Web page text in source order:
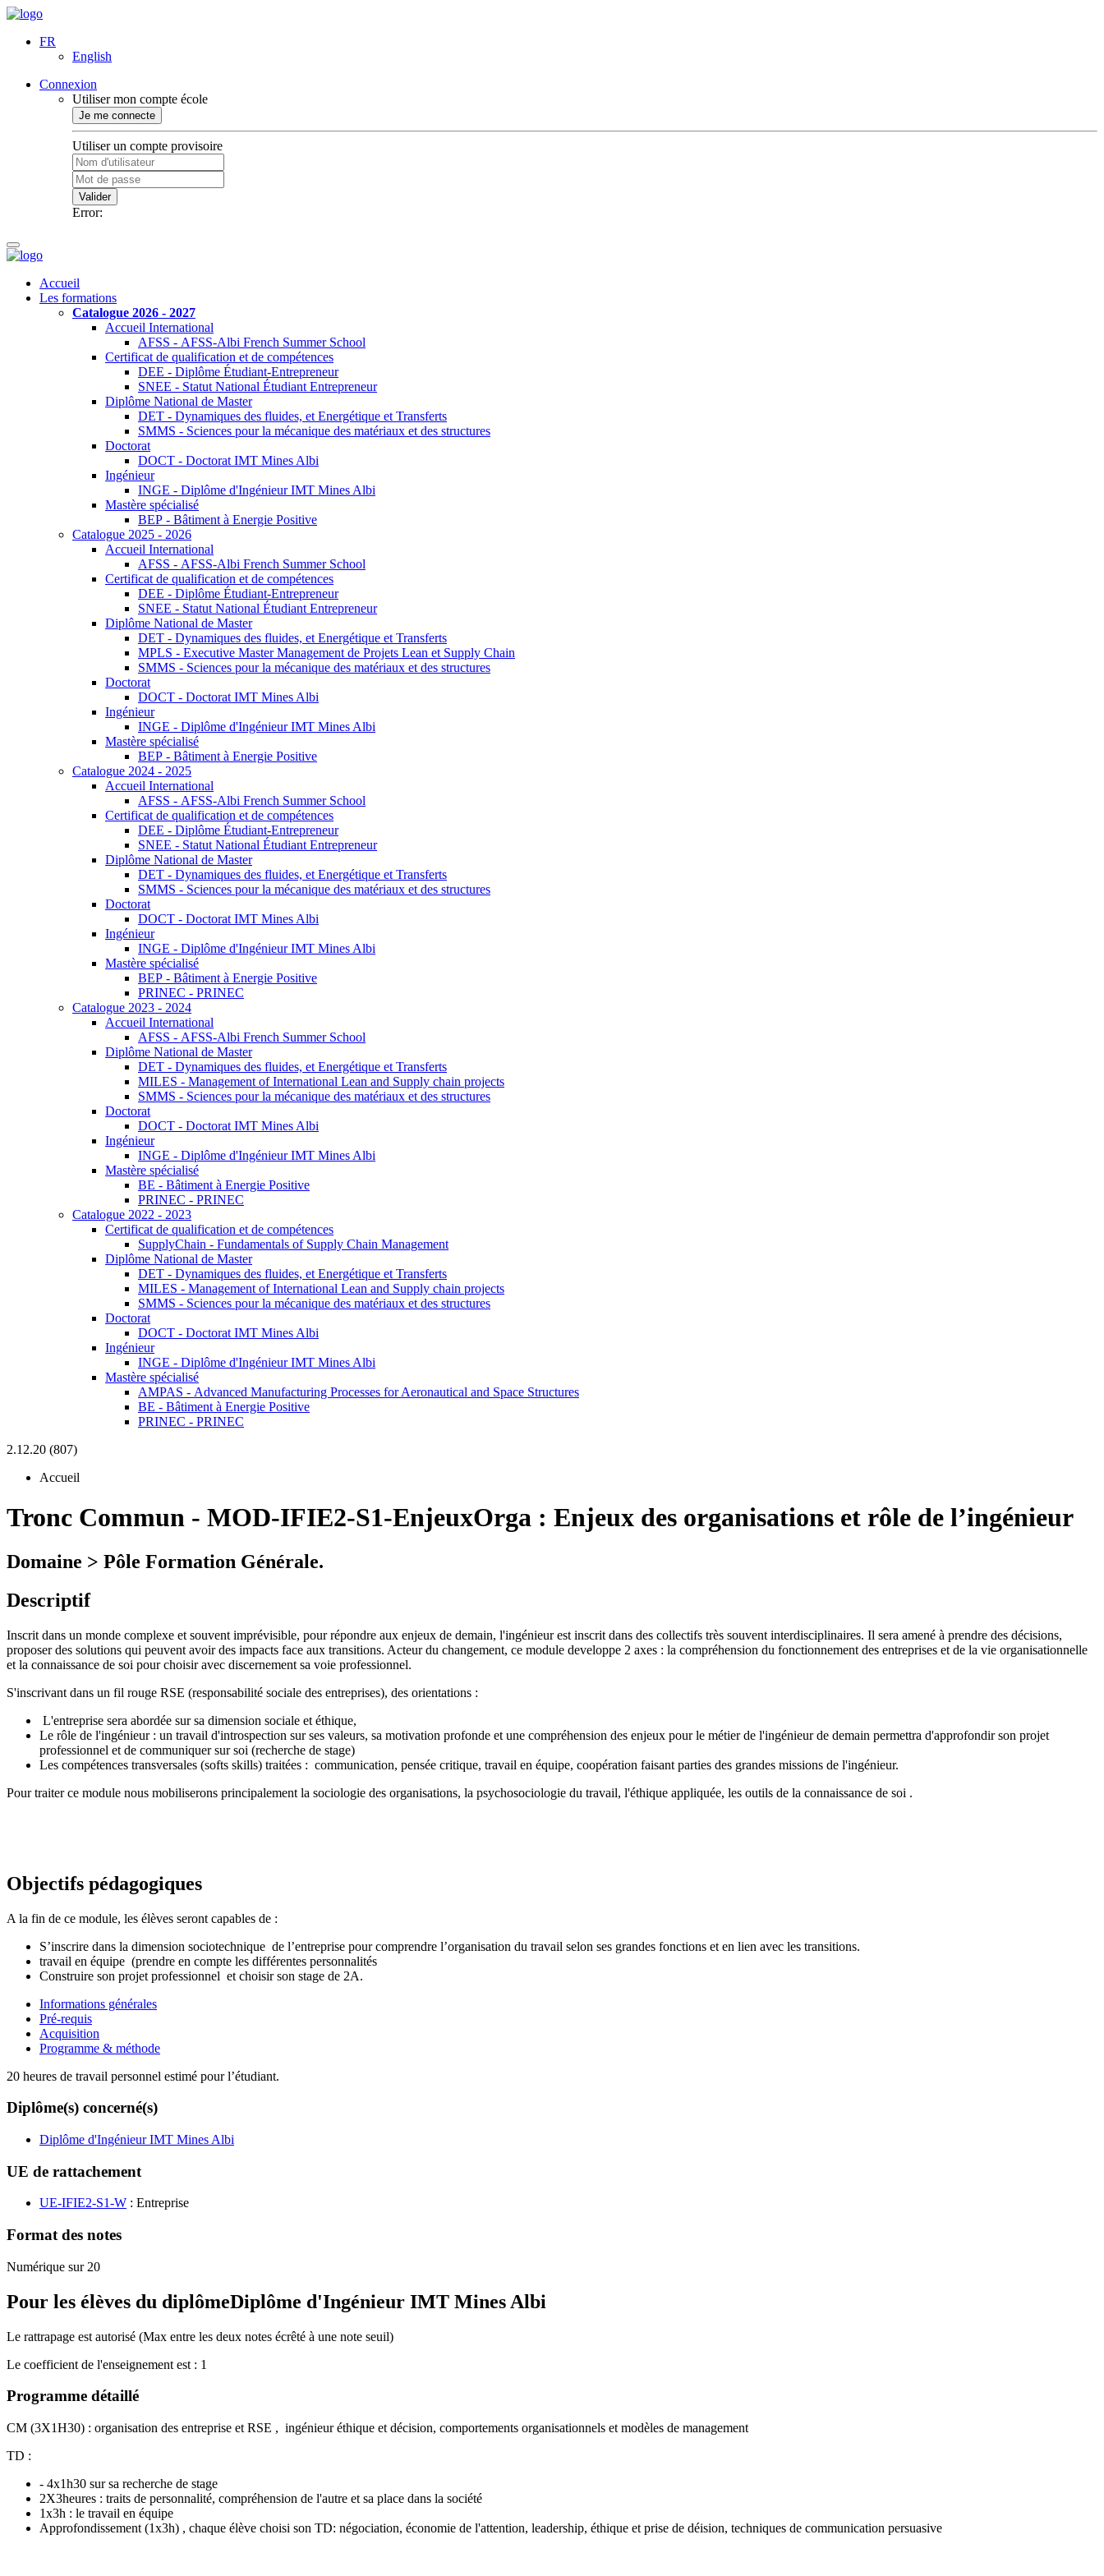
FR
English
Connexion
Utiliser mon compte école
Je me connecte
Utiliser un compte provisoire
Valider
Error:
Accueil
Les formations
Catalogue 2026 - 2027
Accueil International
AFSS - AFSS-Albi French Summer School
Certificat de qualification et de compétences
DEE - Diplôme Étudiant-Entrepreneur
SNEE - Statut National Étudiant Entrepreneur
Diplôme National de Master
DET - Dynamiques des fluides, et Energétique et Transferts
SMMS - Sciences pour la mécanique des matériaux et des structures
Doctorat
DOCT - Doctorat IMT Mines Albi
Ingénieur
INGE - Diplôme d'Ingénieur IMT Mines Albi
Mastère spécialisé
BEP - Bâtiment à Energie Positive
Catalogue 2025 - 2026
Accueil International
AFSS - AFSS-Albi French Summer School
Certificat de qualification et de compétences
DEE - Diplôme Étudiant-Entrepreneur
SNEE - Statut National Étudiant Entrepreneur
Diplôme National de Master
DET - Dynamiques des fluides, et Energétique et Transferts
MPLS - Executive Master Management de Projets Lean et Supply Chain
SMMS - Sciences pour la mécanique des matériaux et des structures
Doctorat
DOCT - Doctorat IMT Mines Albi
Ingénieur
INGE - Diplôme d'Ingénieur IMT Mines Albi
Mastère spécialisé
BEP - Bâtiment à Energie Positive
Catalogue 2024 - 2025
Accueil International
AFSS - AFSS-Albi French Summer School
Certificat de qualification et de compétences
DEE - Diplôme Étudiant-Entrepreneur
SNEE - Statut National Étudiant Entrepreneur
Diplôme National de Master
DET - Dynamiques des fluides, et Energétique et Transferts
SMMS - Sciences pour la mécanique des matériaux et des structures
Doctorat
DOCT - Doctorat IMT Mines Albi
Ingénieur
INGE - Diplôme d'Ingénieur IMT Mines Albi
Mastère spécialisé
BEP - Bâtiment à Energie Positive
PRINEC - PRINEC
Catalogue 2023 - 2024
Accueil International
AFSS - AFSS-Albi French Summer School
Diplôme National de Master
DET - Dynamiques des fluides, et Energétique et Transferts
MILES - Management of International Lean and Supply chain projects
SMMS - Sciences pour la mécanique des matériaux et des structures
Doctorat
DOCT - Doctorat IMT Mines Albi
Ingénieur
INGE - Diplôme d'Ingénieur IMT Mines Albi
Mastère spécialisé
BE - Bâtiment à Energie Positive
PRINEC - PRINEC
Catalogue 2022 - 2023
Certificat de qualification et de compétences
SupplyChain - Fundamentals of Supply Chain Management
Diplôme National de Master
DET - Dynamiques des fluides, et Energétique et Transferts
MILES - Management of International Lean and Supply chain projects
SMMS - Sciences pour la mécanique des matériaux et des structures
Doctorat
DOCT - Doctorat IMT Mines Albi
Ingénieur
INGE - Diplôme d'Ingénieur IMT Mines Albi
Mastère spécialisé
AMPAS - Advanced Manufacturing Processes for Aeronautical and Space Structures
BE - Bâtiment à Energie Positive
PRINEC - PRINEC
2.12.20 (807)
Accueil
Tronc Commun - MOD-IFIE2-S1-EnjeuxOrga : Enjeux des organisations et rôle de l’ingénieur
Domaine > Pôle Formation Générale.
Descriptif
Inscrit dans un monde complexe et souvent imprévisible, pour répondre aux enjeux de demain, l'ingénieur est inscrit dans des collectifs très souvent interdisciplinaires. Il sera amené à prendre des décisions,
proposer des solutions qui peuvent avoir des impacts face aux transitions. Acteur du changement, ce module developpe 2 axes : la compréhension du fonctionnement des entreprises et de la vie organisationnelle
et la connaissance de soi pour choisir avec discernement sa voie professionnel.
S'inscrivant dans un fil rouge RSE (responsabilité sociale des entreprises), des orientations :
L'entreprise sera abordée sur sa dimension sociale et éthique,
Le rôle de l'ingénieur : un travail d'introspection sur ses valeurs, sa motivation profonde et une compréhension des enjeux pour le métier de l'ingénieur de demain permettra d'approfondir son projet
professionnel et de communiquer sur soi (recherche de stage)
Les compétences transversales (softs skills) traitées : communication, pensée critique, travail en équipe, coopération faisant parties des grandes missions de l'ingénieur.
Pour traiter ce module nous mobiliserons principalement la sociologie des organisations, la psychosociologie du travail, l'éthique appliquée, les outils de la connaissance de soi .
Objectifs pédagogiques
A la fin de ce module, les élèves seront capables de :
S’inscrire dans la dimension sociotechnique de l’entreprise pour comprendre l’organisation du travail selon ses grandes fonctions et en lien avec les transitions.
travail en équipe (prendre en compte les différentes personnalités
Construire son projet professionnel et choisir son stage de 2A.
Informations générales
Pré-requis
Acquisition
Programme & méthode
20 heures de travail personnel estimé pour l’étudiant.
Diplôme(s) concerné(s)
Diplôme d'Ingénieur IMT Mines Albi
UE de rattachement
UE-IFIE2-S1-W : Entreprise
Format des notes
Numérique sur 20
Pour les élèves du diplômeDiplôme d'Ingénieur IMT Mines Albi
Le rattrapage est autorisé (Max entre les deux notes écrêté à une note seuil)
Le coefficient de l'enseignement est : 1
Programme détaillé
CM (3X1H30) : organisation des entreprise et RSE , ingénieur éthique et décision, comportements organisationnels et modèles de management
TD :
- 4x1h30 sur sa recherche de stage
2X3heures : traits de personnalité, compréhension de l'autre et sa place dans la société
1x3h : le travail en équipe
Approfondissement (1x3h) , chaque élève choisi son TD: négociation, économie de l'attention, leadership, éthique et prise de déision, techniques de communication persuasive